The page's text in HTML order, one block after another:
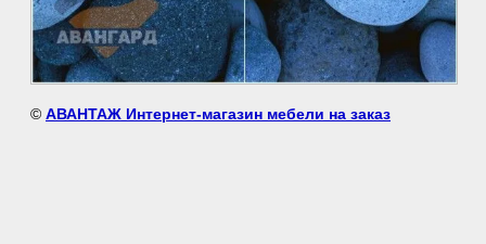
© АВАНТАЖ Интернет-магазин мебели на заказ